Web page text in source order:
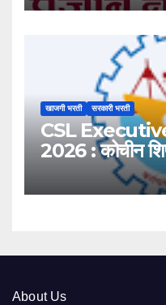
खाजगी भरती सरकारी भरती
CSL
2026 : कोचीन
About Us